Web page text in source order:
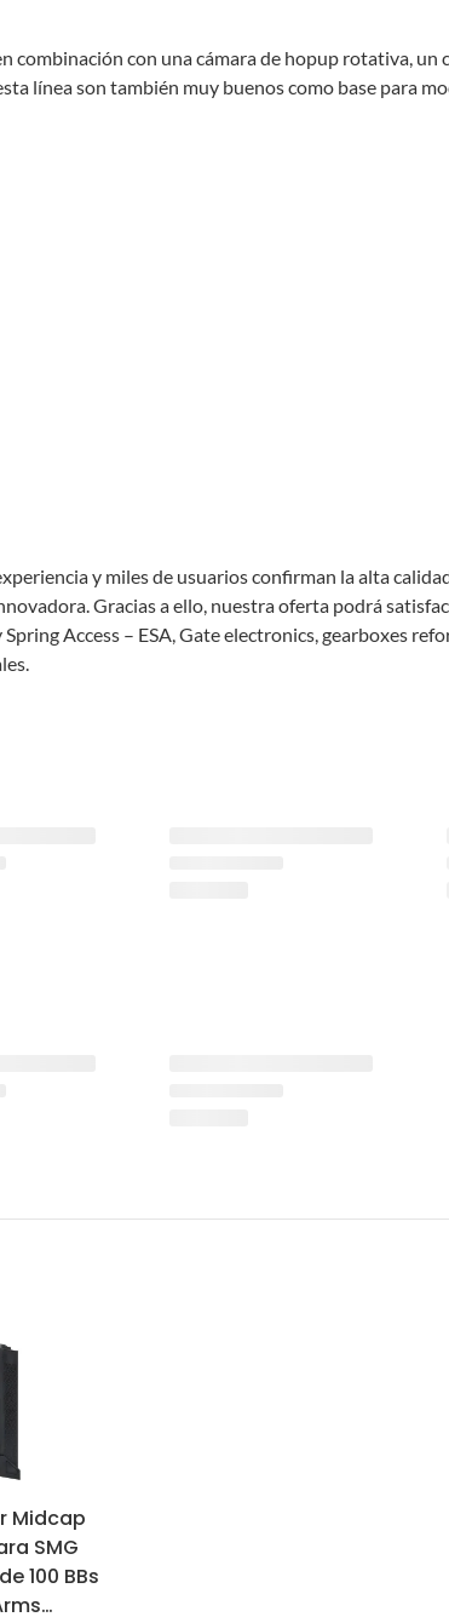
combinación con una cámara de hopup rotativa,
línea son también muy buenos como base para
y miles de usuarios confirman la alta
Gracias a ello, nuestra oferta podrá
Access – ESA, Gate electronics, gearboxes
Midcap
SMG
100 BBs